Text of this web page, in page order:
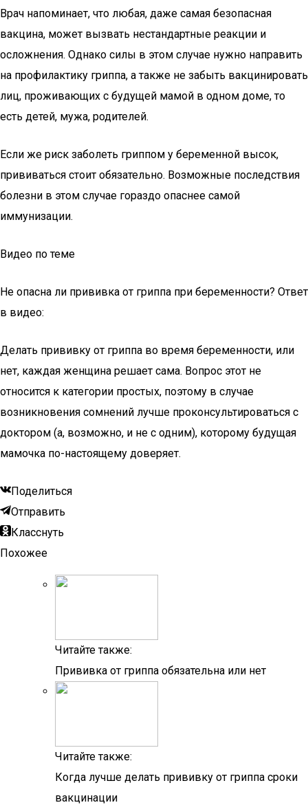
Врач напоминает, что любая, даже самая безопасная
вакцина, может вызвать нестандартные реакции и
осложнения. Однако силы в этом случае нужно направить
на профилактику гриппа, а также не забыть вакцинировать
лиц, проживающих с будущей мамой в одном доме, то
есть детей, мужа, родителей.
Если же риск заболеть гриппом у беременной высок,
прививаться стоит обязательно. Возможные последствия
болезни в этом случае гораздо опаснее самой
иммунизации.
Видео по теме
Не опасна ли прививка от гриппа при беременности? Ответ
в видео:
Делать прививку от гриппа во время беременности, или
нет, каждая женщина решает сама. Вопрос этот не
относится к категории простых, поэтому в случае
возникновения сомнений лучше проконсультироваться с
доктором (а, возможно, и не с одним), которому будущая
мамочка по-настоящему доверяет.
Поделиться
Отправить
Класснуть
Похожее
Читайте также:
Прививка от гриппа обязательна или нет
Читайте также:
Когда лучше делать прививку от гриппа сроки
вакцинации